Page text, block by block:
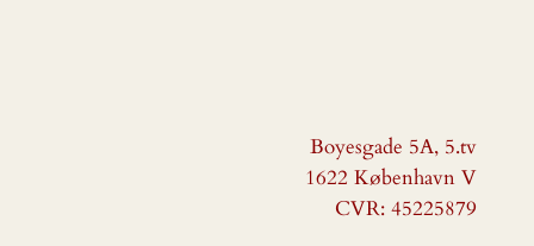
Boyesgade 5A, 5.tv
1622 København V
CVR: 45225879